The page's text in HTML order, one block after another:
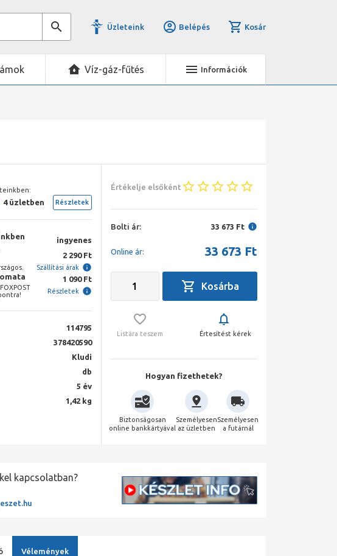
Üzleteink Belépés Kosár
Víz-gáz-fűtés Információk
4 üzletben Részletek
ingyenes
2 290 Ft
Szállítási árak
1 090 Ft
Részletek
114795
378420590
Kludi
db
5 év
1,42 kg
Értékelje elsőként
Bolti ár: 33 673 Ft
Online ár: 33 673 Ft
Listára teszem Értesítést kérek
Hogyan fizethetek?
Biztonságosan
online bankkártyával
Személyesen
az üzletben
Személyesen
a futárnál
kapcsolatban?
Vélemények